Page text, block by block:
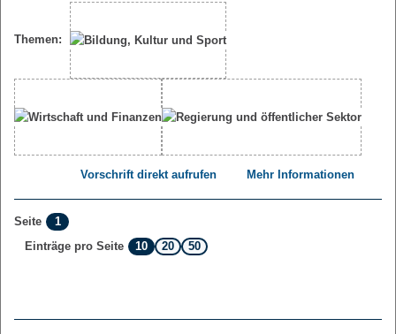
Themen:
Vorschrift direkt aufrufen Mehr Informationen
Seite
1
Einträge pro Seite
10 20 50